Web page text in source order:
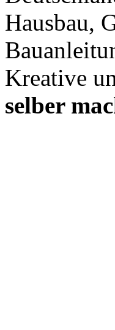
Hausbau,
Kreative
selber